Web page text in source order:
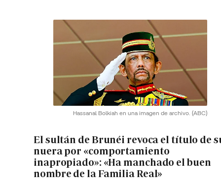
Hassanal Bolkiah en una imagen de archivo. (ABC)
El sultán de Brunéi revoca el título de
nuera por «comportamiento
inapropiado»: «Ha manchado el buen
nombre de la Familia Real»